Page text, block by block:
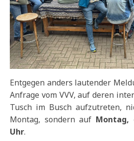
Entgegen anders lautender
Anfrage vom VVV, auf deren
Tusch im Busch aufzutreten,
Montag, sondern auf Montag,
Uhr.